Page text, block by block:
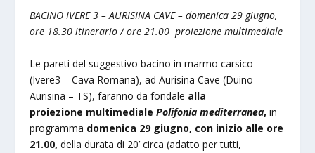
BACINO IVERE 3 – AURISINA CAVE – domenica 29 giugno,
ore 18.30 itinerario / ore 21.00 proiezione multimediale
Le pareti del suggestivo bacino in marmo carsico
(Ivere3 – Cava Romana), ad Aurisina Cave (Duino
Aurisina – TS), faranno da fondale alla
proiezione multimedialePolifonia mediterranea, in
programma domenica 29 giugno, con inizio alle ore
21.00,della durata di 20’ circa (adatto per tutti,